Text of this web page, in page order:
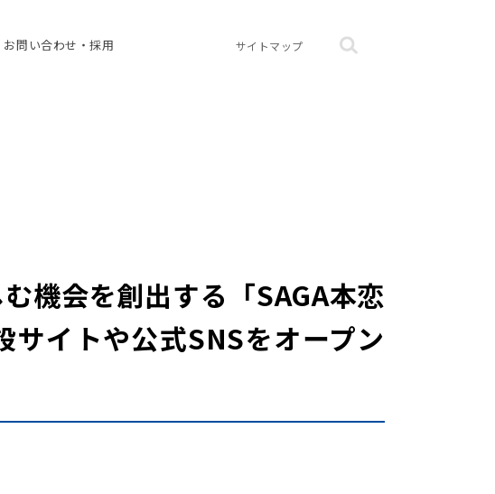
お問い合わせ・採用 サイトマップ
機会を創出する「SAGA本恋
イトや公式SNSをオープン